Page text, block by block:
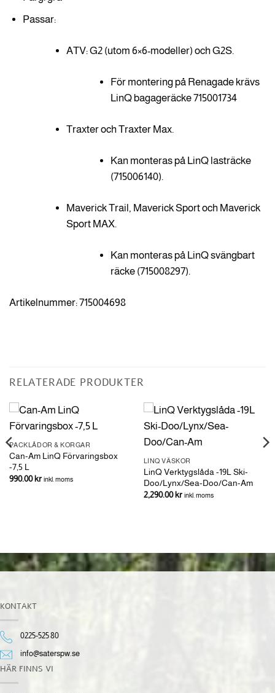
Passar:
ATV: G2 (utom 6×6-modeller) och G2S.
För montering på Renagade krävs
LinQ bagageräcke 715001734
Traxter och Traxter Max.
Kan monteras på LinQ lasträcke
(715006140).
Maverick Trail, Maverick Sport och Maverick
Sport MAX.
Kan monteras på LinQ svängbart
räcke (715008297).
Artikelnummer: 715004698
RELATERADE PRODUKTER
PACKLÅDOR & KORGAR
Can-Am LinQ Förvaringsbox
-7,5 L
990.00kr inkl. moms
LINQ VÄSKOR
LinQ Verktygslåda -19L Ski-
Doo/Lynx/Sea-Doo/Can-Am
2,290.00kr inkl. moms
KONTAKT
0225-525 80
info@saterspw.se
HÄR FINNS VI